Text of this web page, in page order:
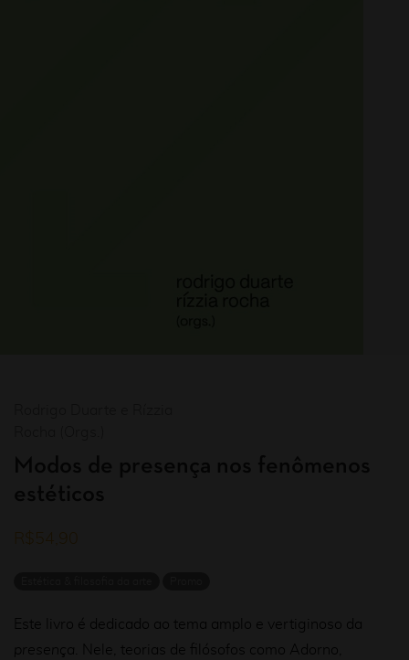
Este livro é dedicado ao tema amplo e vertiginoso da
presença . Nele, teorias de filósofos como Adorno,